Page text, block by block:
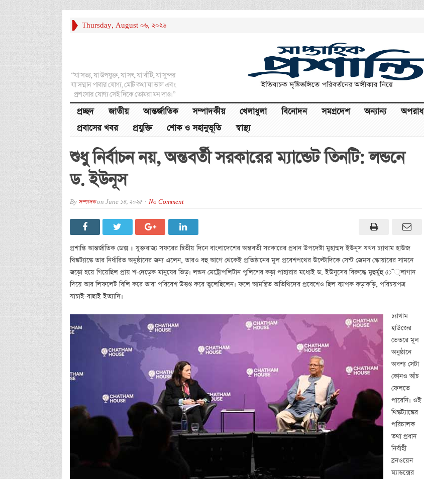
Thursday, August 06, 2026
“যা সত্য, যা উপযুক্ত, যা সৎ, যা খাঁটি, যা সুন্দর
যা সম্মান পাবার যোগ্য, মোট কথা যা ভাল এবং
প্রশংসার যোগ্য সেই দিকে তোমরা মন দাও।”
প্রচ্ছদ জাতীয় আন্তর্জাতিক সম্পাদকীয় খেলাধুলা বিনোদন সমগ্রদেশ অন্যান্য অপরাধ
প্রবাসের খবর
প্রযুক্তি শোক ও সহানুভূতি স্বাস্থ্য
শুধু নির্বাচন নয়, অন্তবর্তী সরকারের ম্যান্ডেট তিনটি: লন্ডনে
ড. ইউনূস
By সম্পাদকon June 14, 2025 No Comment
প্রশান্তি আন্তর্জাতিক ডেক্স ॥ যুক্তরাজ্য সফরের দ্বিতীয় দিনে বাংলাদেশের অন্তবর্তী সরকারের প্রধান উপদেষ্টা মুহাম্মদ ইউনূস যখন চ্যাথাম হাউজ
থিঙ্কট্যাঙ্কে তার নির্ধারিত অনুষ্ঠানের জন্য এলেন, তারও বহু আগে থেকেই প্রতিষ্ঠানের মূল প্রবেশপথের উল্টোদিকে সেন্ট জেমস স্কোয়ারের সামনে
জড়ো হয়ে গিয়েছিল প্রায় শ-দেড়েক মানুষের ভিড়। লন্ডন মেট্রোপলিটান পুলিশের কড়া পাহারার মধ্যেই ড. ইউনূসের বিরুদ্ধে মুহুর্মুহু ে¯্লাগান
দিয়ে আর লিফলেট বিলি করে তারা পরিবেশ উত্তপ্ত করে তুলেছিলেন। ফলে আমন্ত্রিত অতিথিদের প্রবেশেও ছিল ব্যাপক কড়াকড়ি, পরিচয়পত্র
যাচাই-বাছাই ইত্যাদি।
চ্যাথাম
হাউজের
ভেতরে মূল
অনুষ্ঠানে
অবশ্য সেটা
কোনও আঁচ
ফেলতে
পারেনি। ওই
থিঙ্কট্যাঙ্কের
পরিচালক
তথা প্রধান
নির্বাহী
ব্রনওয়েন
ম্যাডক্সের